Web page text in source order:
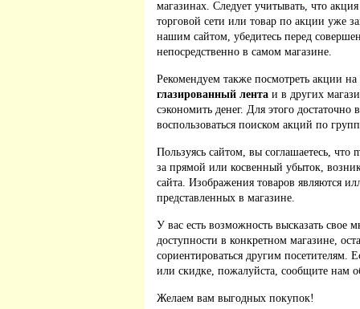
магазинах. Следует учитывать, что
торговой сети или товар по акции уже
нашим сайтом, убедитесь перед
непосредственно в самом магазине.
Рекомендуем также посмотреть акции
глазированный лента и в других
сэкономить денег. Для этого
воспользоваться поиском акций по
Пользуясь сайтом, вы соглашаетесь, что
за прямой или косвенный убыток,
сайта. Изображения товаров являются
представленных в магазине.
У вас есть возможность высказать свое
доступности в конкретном магазине,
сориентироваться другим
или скидке, пожалуйста, сообщите нам
Желаем вам выгодных покупок!